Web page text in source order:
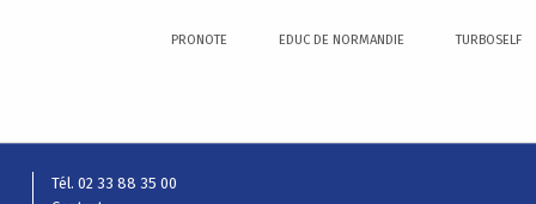
PRONOTE EDUC DE NORMANDIE TURBOSELF
Tél. 02 33 88 35 00